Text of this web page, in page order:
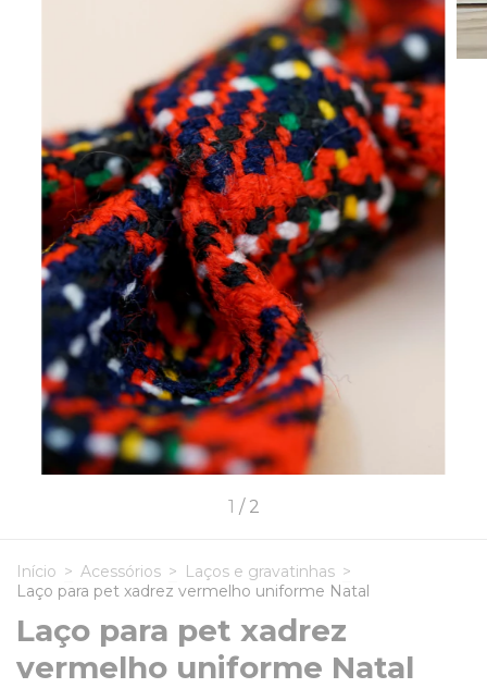
1 / 2
Início > Acessórios > Laços e gravatinhas >
Laço para pet xadrez vermelho uniforme Natal
Laço para pet xadrez
vermelho uniforme Natal